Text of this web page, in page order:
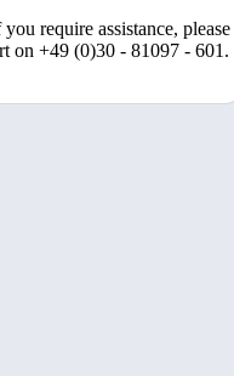
require assistance, please
on +49 (0)30 - 81097 - 601.